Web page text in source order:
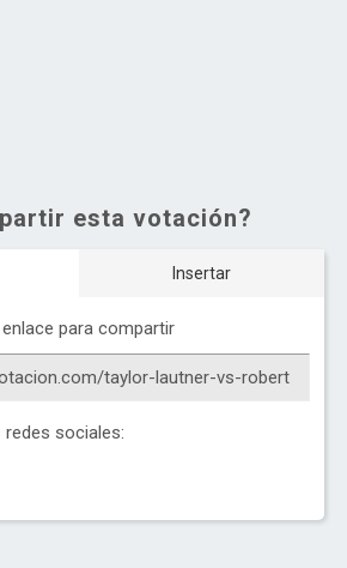
esta votación?
Insertar
para compartir
sociales: